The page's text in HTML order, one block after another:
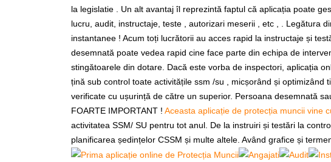
la legislatie . Un alt avantaj îl reprezintă faptul că aplicația poate
lucru, audit, instructaje, teste , autorizari meserii , etc , . Legătura
instantanee ! Acum toți lucrătorii au acces rapid la instructaje și
desemnată poate vedea rapid cine face parte din echipa de
stingătoarele din dotare. Dacă este vorba de inspectori, aplicația
țină sub control toate activitățile ssm /su , micșorând și
verificate cu ușurință de către un superior. Persoana desemnată
FOARTE IMPORTANT ! Aceasta aplicație de protecția muncii vine
activitatea SSM/ SU pentru tot anul. De la instruiri și testări la
planificarea ședințelor CSSM și multe altele. Având grafice și